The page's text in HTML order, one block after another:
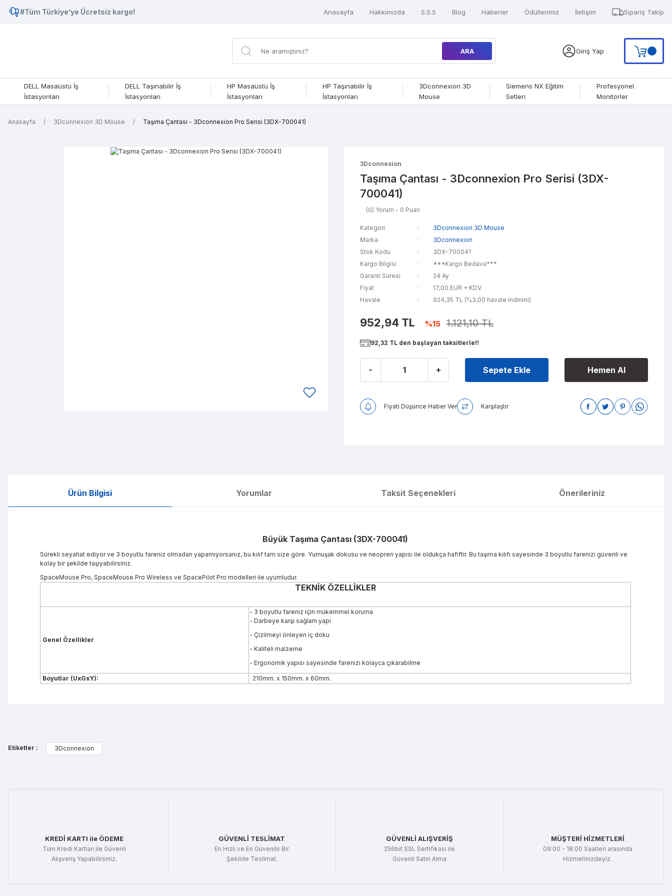
#Tüm Türkiye’ye Ücretsiz kargo! Anasayfa Hakkımızda S.S.S Blog Haberler Ödüllerimiz İletişim Sipariş Takip
ARA Giriş Yap
DELL Masaüstü İş
İstasyonları
DELL Taşınabilir İş
İstasyonları
HP Masaüstü İş
İstasyonları
HP Taşınabilir İş
İstasyonları
3Dconnexion 3D
Mouse
Siemens NX Eğitim
Setleri
Profesyonel
Monitörler
Anasayfa 3Dconnexion 3D Mouse Taşıma Çantası - 3Dconnexion Pro Serisi (3DX-700041)
3Dconnexion
Taşıma Çantası - 3Dconnexion Pro Serisi (3DX-
700041)
(0) Yorum - 0 Puan
Kategori
3Dconnexion 3D Mouse
Marka
3Dconnexion
Stok Kodu
3DX-700041
Kargo Bilgisi
***Kargo Bedava***
Garanti Süresi
24 Ay
Fiyat
17,00 EUR + KDV
Havale
924,35 TL (%3,00 havale indirimi)
952,94 TL %15 1.121,10 TL
92,32 TL den başlayan taksitlerle!!
Sepete Ekle Hemen Al
Fiyatı Düşünce Haber Ver Karşılaştır
Ürün Bilgisi Yorumlar Taksit Seçenekleri Önerileriniz
Büyük Taşıma Çantası (3DX-700041)
Sürekli seyahat ediyor ve 3 boyutlu fareniz olmadan yapamıyorsanız, bu kılıf tam size göre. Yumuşak dokusu ve neopren yapısı ile oldukça hafiftir. Bu taşıma kılıfı sayesinde 3 boyutlu farenizi güvenli ve
kolay bir şekilde taşıyabilirsiniz.
SpaceMouse Pro, SpaceMouse Pro Wireless ve SpacePilot Pro modelleri ile uyumludur.
TEKNİK ÖZELLİKLER
Genel Özellikler
- 3 boyutlu fareniz için mükemmel koruma
- Darbeye karşı sağlam yapı
- Çizilmeyi önleyen iç doku
- Kaliteli malzeme
- Ergonomik yapısı sayesinde farenizi kolayca çıkarabilme
Boyutlar (UxGxY): 210mm. x 150mm. x 60mm.
Ürün resmi kalitesiz, bozuk veya görüntülenemiyor.
Etiketler : 3Dconnexion
KREDİ KARTI ile ÖDEME
Tüm Kredi Kartları ile Güvenli
Alışveriş Yapabilirsiniz.
GÜVENLİ TESLİMAT
En Hızlı ve En Güvenilir Bir
Şekilde Teslimat.
GÜVENLİ ALIŞVERİŞ
256bit SSL Sertifikası ile
Güvenli Satın Alma
MÜŞTERİ HİZMETLERİ
09:00 - 18:00 Saatleri arasında
Hizmetinizdeyiz.